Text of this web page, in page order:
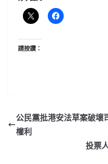
請按讚：
公民黨批港安法草案破壞
權利
投票